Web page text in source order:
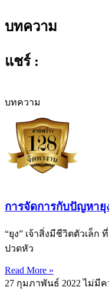
บทความ
แชร์ :
บทความ
การจัดการกับปัญหายุ
“ยุง” เจ้าสิ่งมีชีวิตตัวเล็
ปวดหัว
Read More »
27 กุมภาพันธ์ 2022ไม่มีค